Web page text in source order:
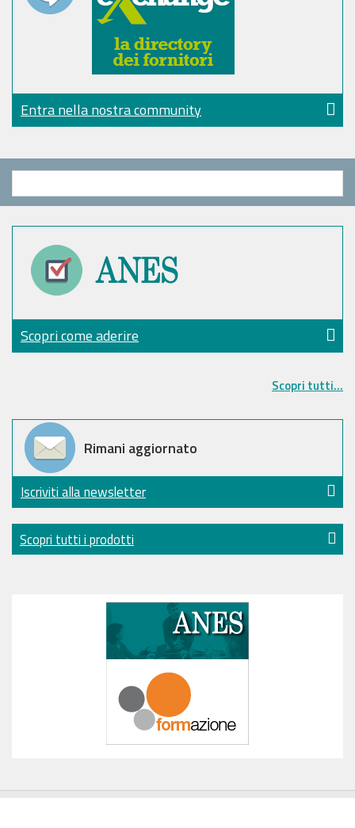
Entra nella nostra community
Scopri come aderire
Scopri tutti...
Rimani aggiornato
Iscriviti alla newsletter
Scopri tutti i prodotti